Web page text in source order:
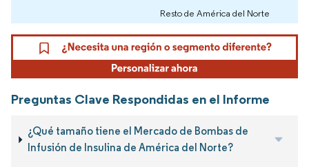
Resto de América del Norte
Preguntas Clave Respondidas en el Informe
¿Qué tamaño tiene el Mercado de Bombas de
Infusión de Insulina de América del Norte?